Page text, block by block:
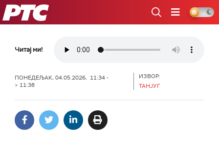
РТС
Читај ми!
ПОНЕДЕЉАК, 04.05.2026, 11:34 -
> 11:38
ИЗВОР:
ТАНЈУГ